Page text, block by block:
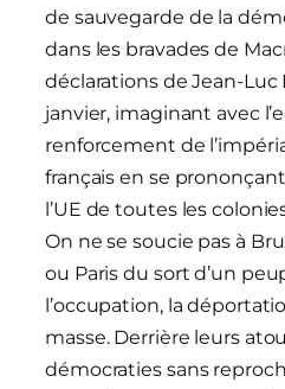
de sauvegarde de la
dans les bravades de
déclarations de Jean-Luc
janvier, imaginant avec
renforcement de
français en se
l’UE de toutes les
On ne se soucie pas à
ou Paris du sort d’un
l’occupation, la
masse. Derrière leurs
démocraties sans